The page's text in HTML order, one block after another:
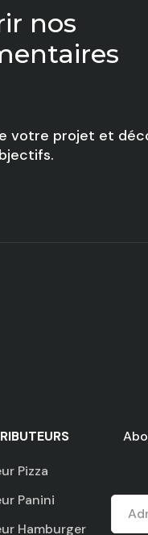
nos
votre projet et
Pizza
Panini
Hamburger